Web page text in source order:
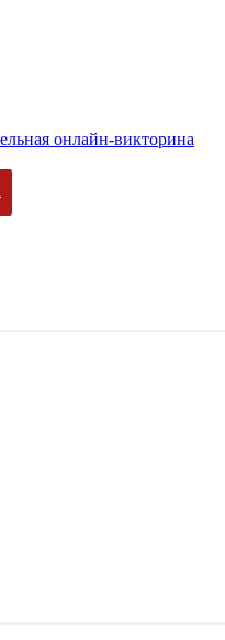
онлайн-викторина